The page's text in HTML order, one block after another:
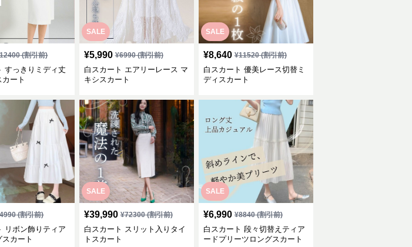
12400(割引前)
すっきりミディ丈
ート
SALE
¥5,990 ¥6990(割引前)
白スカート エアリーレース マ
キシスカート
SALE
¥8,640 ¥11520(割引前)
白スカート 優美レース切替ミ
ディスカート
4990(割引前)
リボン飾りティア
カート
SALE
¥39,990 ¥72300(割引前)
白スカート スリット入りタイ
トスカート
SALE
¥6,990 ¥8840(割引前)
白スカート 段々切替えティア
ードプリーツロングスカート